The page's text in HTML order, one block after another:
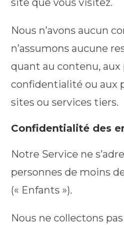
site que vous visitez.
Nous n’avons aucun
n’assumons aucune
quant au contenu,
confidentialité ou aux
sites ou services tiers.
Confidentialité des
Notre Service ne
personnes de moins
(« Enfants »).
Nous ne collectons